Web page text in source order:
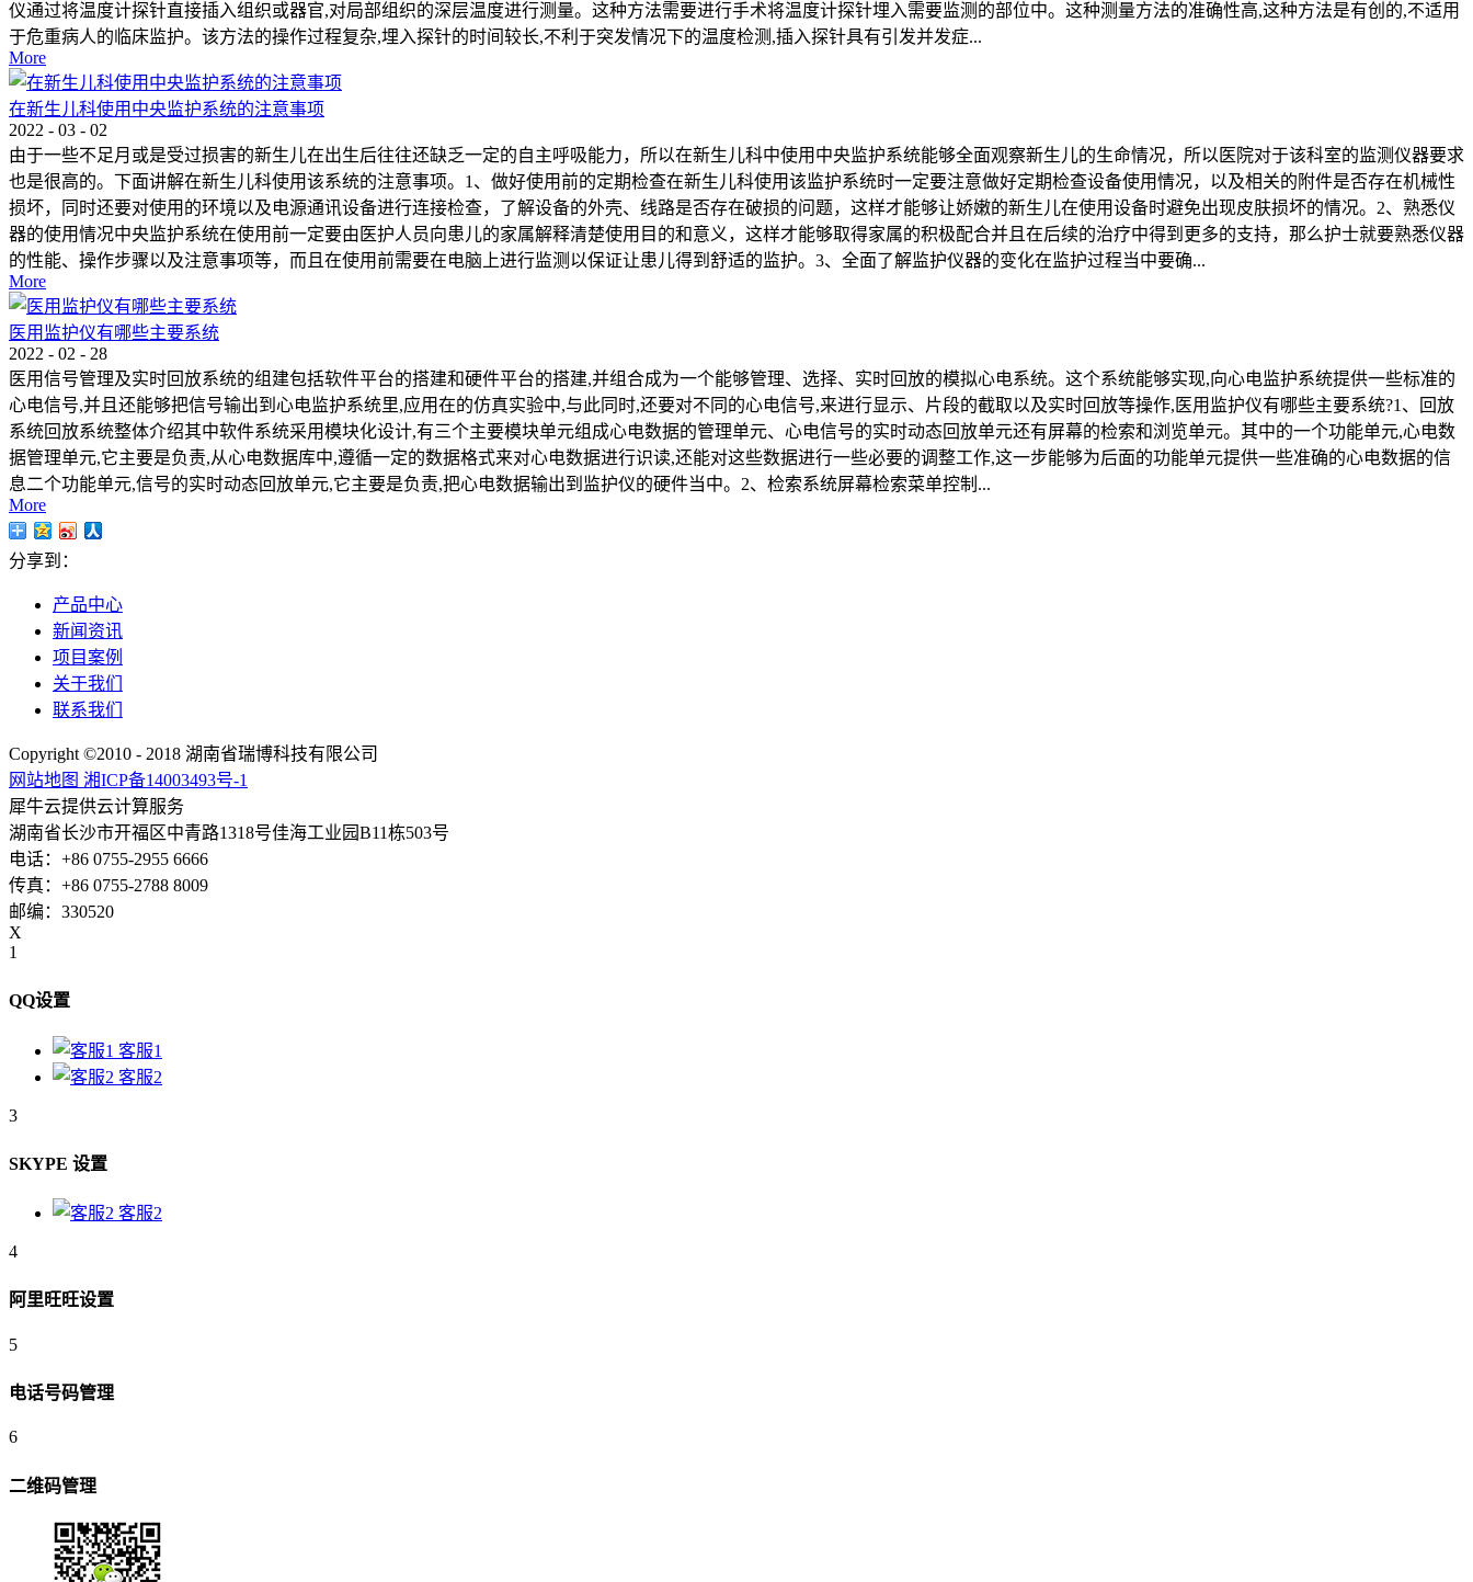
仪通过将温度计探针直接插入组织或器官,对局部组织的深层温度进行测量。这种方法需要进行手术将温度计探针埋入需要监测的部位中。这种测量方法的准确性高,这种方法是有创的,不适用
于危重病人的临床监护。该方法的操作过程复杂,埋入探针的时间较长,不利于突发情况下的温度检测,插入探针具有引发并发症...
More
在新生儿科使用中央监护系统的注意事项
2022 - 03 - 02
由于一些不足月或是受过损害的新生儿在出生后往往还缺乏一定的自主呼吸能力，所以在新生儿科中使用中央监护系统能够全面观察新生儿的生命情况，所以医院对于该科室的监测仪器要求
也是很高的。下面讲解在新生儿科使用该系统的注意事项。1、做好使用前的定期检查在新生儿科使用该监护系统时一定要注意做好定期检查设备使用情况，以及相关的附件是否存在机械性
损坏，同时还要对使用的环境以及电源通讯设备进行连接检查，了解设备的外壳、线路是否存在破损的问题，这样才能够让娇嫩的新生儿在使用设备时避免出现皮肤损坏的情况。2、熟悉仪
器的使用情况中央监护系统在使用前一定要由医护人员向患儿的家属解释清楚使用目的和意义，这样才能够取得家属的积极配合并且在后续的治疗中得到更多的支持，那么护士就要熟悉仪器
的性能、操作步骤以及注意事项等，而且在使用前需要在电脑上进行监测以保证让患儿得到舒适的监护。3、全面了解监护仪器的变化在监护过程当中要确...
More
医用监护仪有哪些主要系统
2022 - 02 - 28
医用信号管理及实时回放系统的组建包括软件平台的搭建和硬件平台的搭建,并组合成为一个能够管理、选择、实时回放的模拟心电系统。这个系统能够实现,向心电监护系统提供一些标准的
心电信号,并且还能够把信号输出到心电监护系统里,应用在的仿真实验中,与此同时,还要对不同的心电信号,来进行显示、片段的截取以及实时回放等操作,医用监护仪有哪些主要系统?1、回放
系统回放系统整体介绍其中软件系统采用模块化设计,有三个主要模块单元组成心电数据的管理单元、心电信号的实时动态回放单元还有屏幕的检索和浏览单元。其中的一个功能单元,心电数
据管理单元,它主要是负责,从心电数据库中,遵循一定的数据格式来对心电数据进行识读,还能对这些数据进行一些必要的调整工作,这一步能够为后面的功能单元提供一些准确的心电数据的信
息二个功能单元,信号的实时动态回放单元,它主要是负责,把心电数据输出到监护仪的硬件当中。2、检索系统屏幕检索菜单控制...
More
分享到：
产品中心
新闻资讯
项目案例
关于我们
联系我们
Copyright ©2010 - 2018 湖南省瑞博科技有限公司
网站地图 湘ICP备14003493号-1
犀牛云提供云计算服务
湖南省长沙市开福区中青路1318号佳海工业园B11栋503号
电话：+86 0755-2955 6666
传真：+86 0755-2788 8009
邮编：330520
X
1
QQ设置
客服1
客服2
3
SKYPE 设置
客服2
4
阿里旺旺设置
5
电话号码管理
6
二维码管理